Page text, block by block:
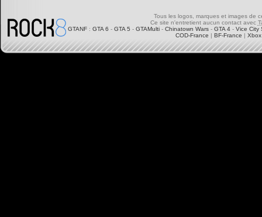
Tous les logos, marques et images de
Ce site n'entretient aucun contact avec
GTANF : GTA 6 - GTA 5 - GTAMulti - Chinatown Wars - GTA 4 - Vice City
COD-France | BF-France |